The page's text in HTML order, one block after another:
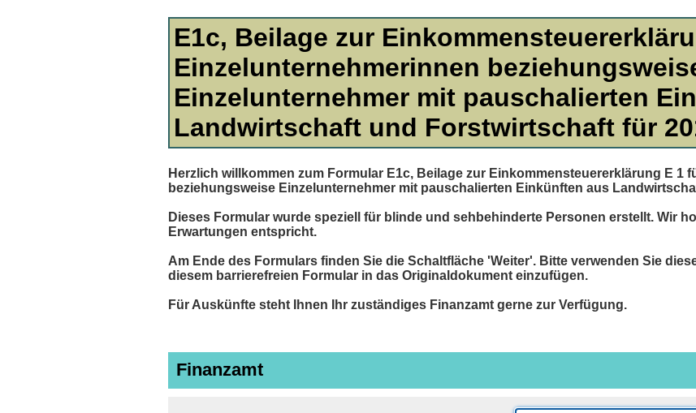
E1c, Beilage zur
Einzelunternehmerinnen
Einzelunternehmer mit pauschalierten
Landwirtschaft und Forstwirtschaft für
Herzlich willkommen zum Formular E1c, Beilage zur Einkommensteuererklärung E 1
beziehungsweise Einzelunternehmer mit pauschalierten Einkünften aus
Dieses Formular wurde speziell für blinde und sehbehinderte Personen erstellt. Wir
Erwartungen entspricht.
Am Ende des Formulars finden Sie die Schaltfläche 'Weiter'. Bitte verwenden Sie
diesem barrierefreien Formular in das Originaldokument einzufügen.
Für Auskünfte steht Ihnen Ihr zuständiges Finanzamt gerne zur Verfügung.
Finanzamt